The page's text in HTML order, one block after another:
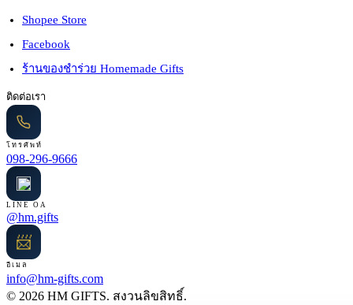
Shopee Store
Facebook
ร้านของชำร่วย Homemade Gifts
ติดต่อเรา
โทรศัพท์
098-296-9666
LINE OA
@hm.gifts
📨
อีเมล
info@hm-gifts.com
© 2026 HM GIFTS. สงวนลิขสิทธิ์.